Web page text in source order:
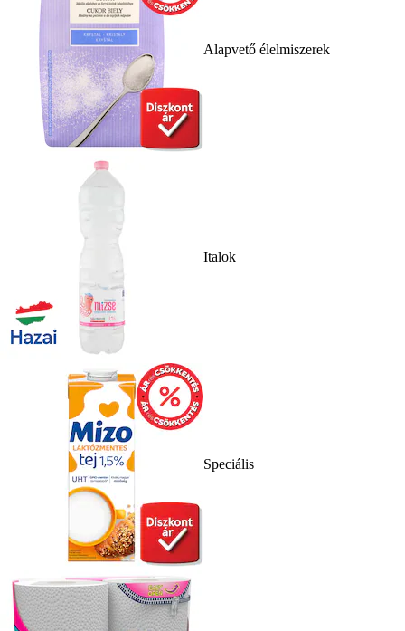
Alapvető élelmiszerek
Italok
Speciális